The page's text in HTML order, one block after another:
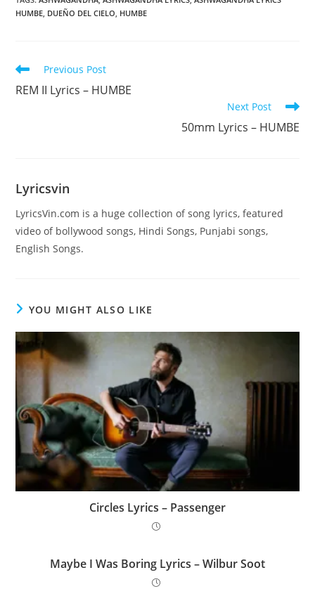
HUMBE, DUEÑO DEL CIELO, HUMBE
Read
articles
Previous Post
REM II Lyrics – HUMBE
Next Post
50mm Lyrics – HUMBE
Lyricsvin
LyricsVin.com is a huge collection of song lyrics, featured
video of bollywood songs, Hindi Songs, Punjabi songs,
English Songs.
YOU MIGHT ALSO LIKE
Circles Lyrics – Passenger
Maybe I Was Boring Lyrics – Wilbur Soot